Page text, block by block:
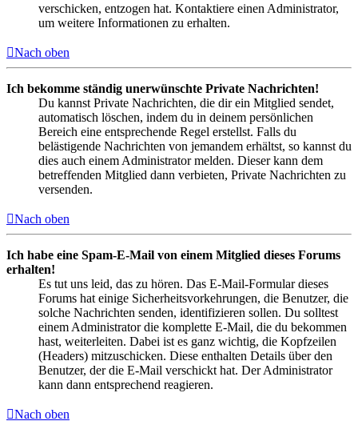
verschicken, entzogen hat. Kontaktiere einen Administrator,
um weitere Informationen zu erhalten.
Nach oben
Ich bekomme ständig unerwünschte Private Nachrichten!
Du kannst Private Nachrichten, die dir ein Mitglied sendet,
automatisch löschen, indem du in deinem persönlichen
Bereich eine entsprechende Regel erstellst. Falls du
belästigende Nachrichten von jemandem erhältst, so kannst du
dies auch einem Administrator melden. Dieser kann dem
betreffenden Mitglied dann verbieten, Private Nachrichten zu
versenden.
Nach oben
Ich habe eine Spam-E-Mail von einem Mitglied dieses Forums
erhalten!
Es tut uns leid, das zu hören. Das E-Mail-Formular dieses
Forums hat einige Sicherheitsvorkehrungen, die Benutzer, die
solche Nachrichten senden, identifizieren sollen. Du solltest
einem Administrator die komplette E-Mail, die du bekommen
hast, weiterleiten. Dabei ist es ganz wichtig, die Kopfzeilen
(Headers) mitzuschicken. Diese enthalten Details über den
Benutzer, der die E-Mail verschickt hat. Der Administrator
kann dann entsprechend reagieren.
Nach oben